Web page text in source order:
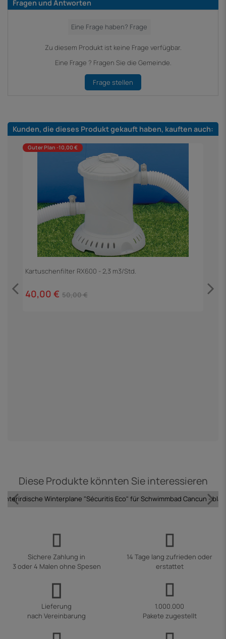
Fragen und Antworten
Zu diesem Produkt ist keine Frage verfügbar.
Eine Frage ? Fragen Sie die Gemeinde.
Frage stellen
Kunden, die dieses Produkt gekauft haben, kauften auch:
Guter Plan -10,00 €
Kartuschenfilter RX600 - 2,3 m3/Std.
40,00 € 50,00 €
Diese Produkte könnten Sie interessieren
Unterirdische Winterplane "Sécuritis Eco" für Schwimmbad Cancun - blau
Sichere Zahlung in
3 oder 4 Malen ohne Spesen
14 Tage lang zufrieden oder
erstattet
Lieferung
nach Vereinbarung
1.000.000
Pakete zugestellt